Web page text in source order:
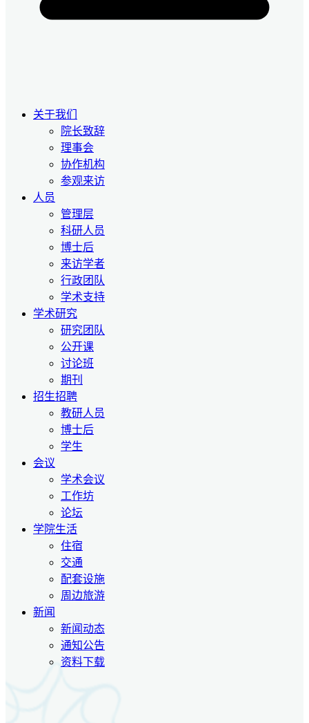
关于我们
院长致辞
理事会
协作机构
参观来访
人员
管理层
科研人员
博士后
来访学者
行政团队
学术支持
学术研究
研究团队
公开课
讨论班
期刊
招生招聘
教研人员
博士后
学生
会议
学术会议
工作坊
论坛
学院生活
住宿
交通
配套设施
周边旅游
新闻
新闻动态
通知公告
资料下载